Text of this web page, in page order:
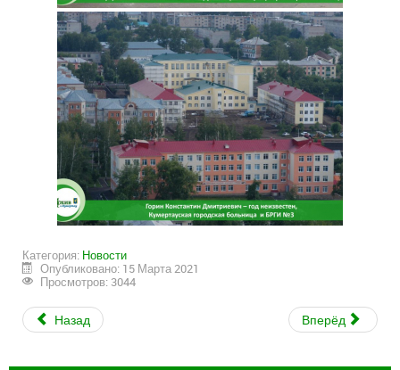
Категория: Новости
Опубликовано: 15 Марта 2021
Просмотров: 3044
Назад Вперёд